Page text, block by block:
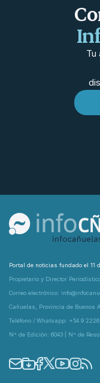
Tu
Portal de noticias fundado el 11
Propietario y Director
Correo electrónico:
Cañuelas, Provincia de Buenos
Teléfono / Whatsapp: +54 9 2226
N° de Edición: 6043 | N° de